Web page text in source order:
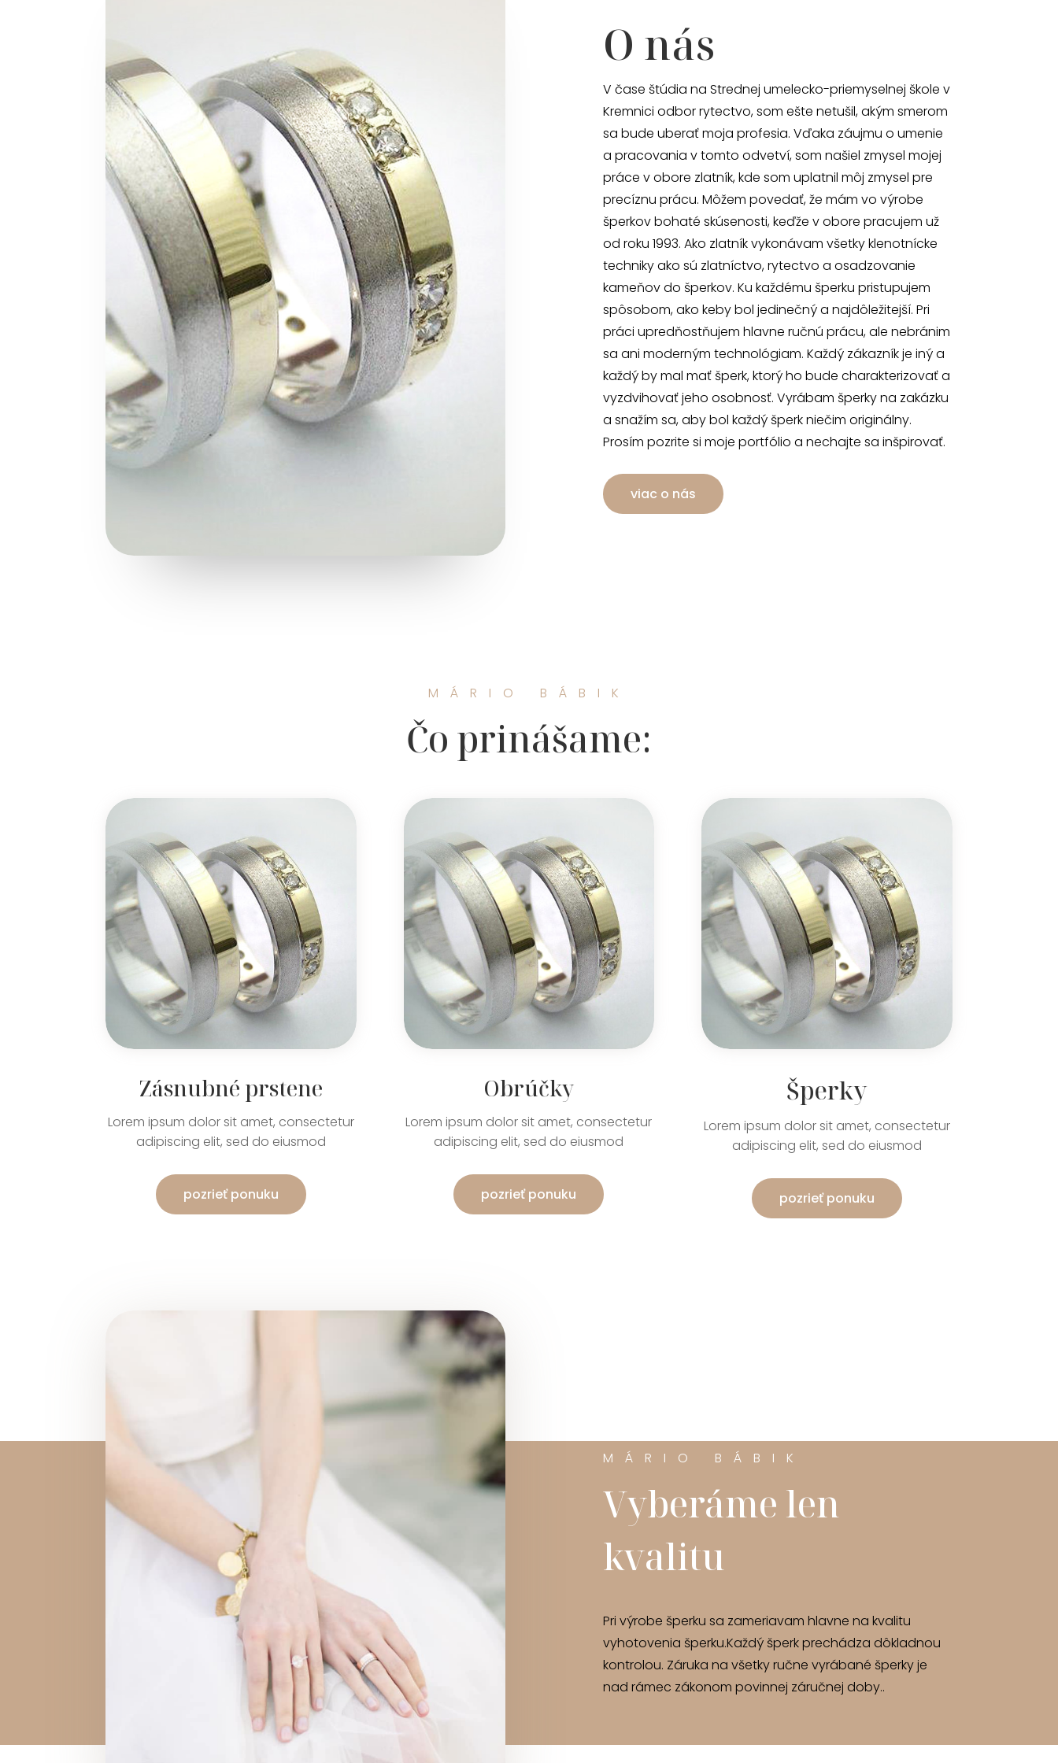
O nás
V čase štúdia na Strednej umelecko-priemyselnej škole v
Kremnici odbor rytectvo, som ešte netušil, akým smerom
sa bude uberať moja profesia. Vďaka záujmu o umenie
a pracovania v tomto odvetví, som našiel zmysel mojej
práce v obore zlatník, kde som uplatnil môj zmysel pre
precíznu prácu. Môžem povedať, že mám vo výrobe
šperkov bohaté skúsenosti, keďže v obore pracujem už
od roku 1993. Ako zlatník vykonávam všetky klenotnícke
techniky ako sú zlatníctvo, rytectvo a osadzovanie
kameňov do šperkov. Ku každému šperku pristupujem
spôsobom, ako keby bol jedinečný a najdôležitejší. Pri
práci upredňostňujem hlavne ručnú prácu, ale nebránim
sa ani moderným technológiam. Každý zákazník je iný a
každý by mal mať šperk, ktorý ho bude charakterizovať a
vyzdvihovať jeho osobnosť. Vyrábam šperky na zakázku
a snažím sa, aby bol každý šperk niečim originálny.
Prosím pozrite si moje portfólio a nechajte sa inšpirovať.
viac o nás
MÁRIO BÁBIK
Čo prinášame:
Zásnubné prstene
Lorem ipsum dolor sit amet, consectetur
adipiscing elit, sed do eiusmod
pozrieť ponuku
Obrúčky
Lorem ipsum dolor sit amet, consectetur
adipiscing elit, sed do eiusmod
pozrieť ponuku
Šperky
Lorem ipsum dolor sit amet, consectetur
adipiscing elit, sed do eiusmod
pozrieť ponuku
MÁRIO BÁBIK
Vyberáme len
kvalitu
Pri výrobe šperku sa zameriavam hlavne na kvalitu
vyhotovenia šperku.Každý šperk prechádza dôkladnou
kontrolou. Záruka na všetky ručne vyrábané šperky je
nad rámec zákonom povinnej záručnej doby..